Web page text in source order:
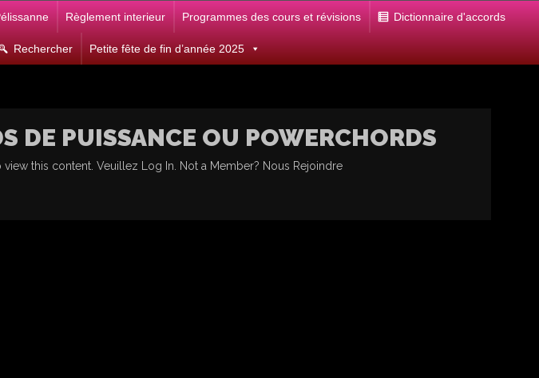
Règlement interieur Programmes des cours et révisions Dictionnaire d'accords
Rechercher Petite fête de fin d’année 2025
DE PUISSANCE OU POWERCHORDS
this content. Veuillez Log In . Not a Member? Nous Rejoindre